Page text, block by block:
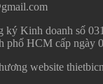
ký Kinh doanh số
phố HCM cấp ngày